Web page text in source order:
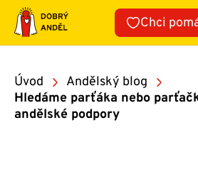
Přeskočit
obsah
Chci
Úvod
Andělský blog
Hledáme parťáka nebo
andělské podpory